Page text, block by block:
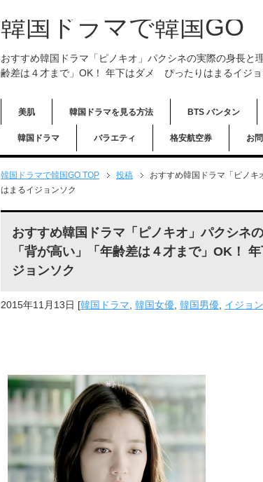
韓国ドラマで韓国GO
おすすめ韓国ドラマ「ピノキオ」パクシネの実際の身長と
齢差は４才まで」OK！ 年下はダメ ぴったりはまるイジョ
美肌 韓国ドラマを見る方法 BTS バンタン
韓国ドラマ バラエティ 格安航空券 お
韓国ドラマで韓国GO TOP 投稿
おすすめ韓国ドラマ「ピノ
はまるイジョンソク
おすすめ韓国ドラマ「ピノキオ」パクシネ
「背が高い」「年齢差は４才まで」OK！
ジョンソク
2015年11月13日 [韓国ドラマ 韓国女優 韓国男優 イジョ